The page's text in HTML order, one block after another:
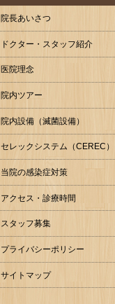
院長あいさつ
ドクター・スタッフ紹介
医院理念
院内ツアー
院内設備（滅菌設備）
セレックシステム（CEREC）
当院の感染症対策
アクセス・診療時間
スタッフ募集
プライバシーポリシー
サイトマップ